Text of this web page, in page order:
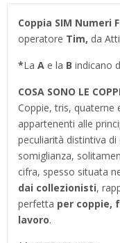
Coppia SIM Numeri
operatore Tim, da
*La A e la B indicano
COSA SONO LE
Coppie, tris, quaterne
appartenenti alle
peculiarità distintiva
somiglianza,
cifra, spesso situata
dai collezionisti,
perfetta per coppie,
lavoro.